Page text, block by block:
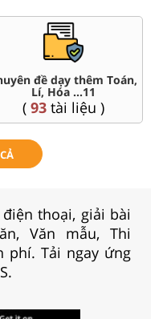
đề dạy thêm Toán,
Lí, Hóa ...11
( 93tài liệu )
thoại, giải bài
Văn mẫu, Thi
phí. Tải ngay ứng